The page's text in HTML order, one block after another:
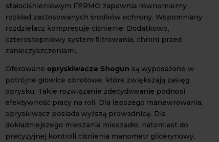
stałociśnieniowym FERMO zapewnia równomierny
rozkład zastosowanych środków ochrony. Wspomniany
rozdzielacz kompresuje ciśnienie. Dodatkowo,
czterostopniowy system filtrowania, chroni przed
zanieczyszczeniami.
Oferowane opryskiwacze Shogun są wyposażone w
potrójne głowice obrotowe, które zwiększają zasięg
oprysku. Takie rozwiązanie zdecydowanie podnosi
efektywność pracy na roli. Dla lepszego manewrowania,
opryskiwacz posiada wyższą prowadnicę. Dla
dokładniejszego mieszania mieszadło, natomiast do
precyzyjnej kontroli ciśnienia manometr glicerynowy.